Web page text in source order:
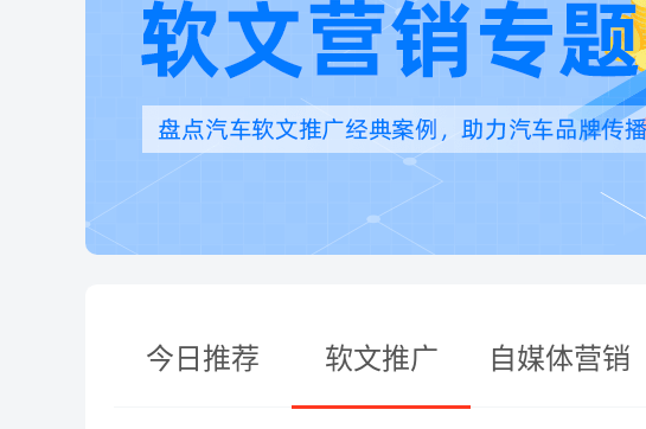
今日推荐 软文推广 自媒体营销